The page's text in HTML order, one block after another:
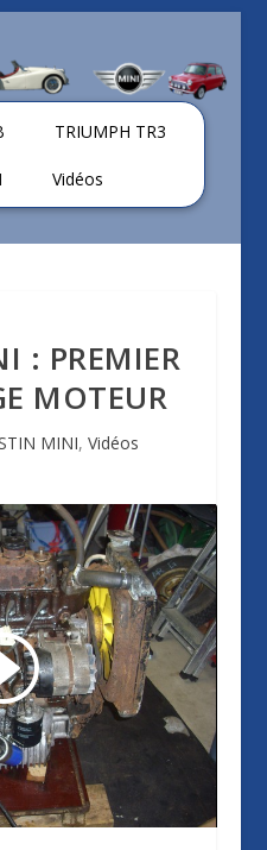
TRIUMPH TR3
Vidéos
: PREMIER
MOTEUR
MINI, Vidéos